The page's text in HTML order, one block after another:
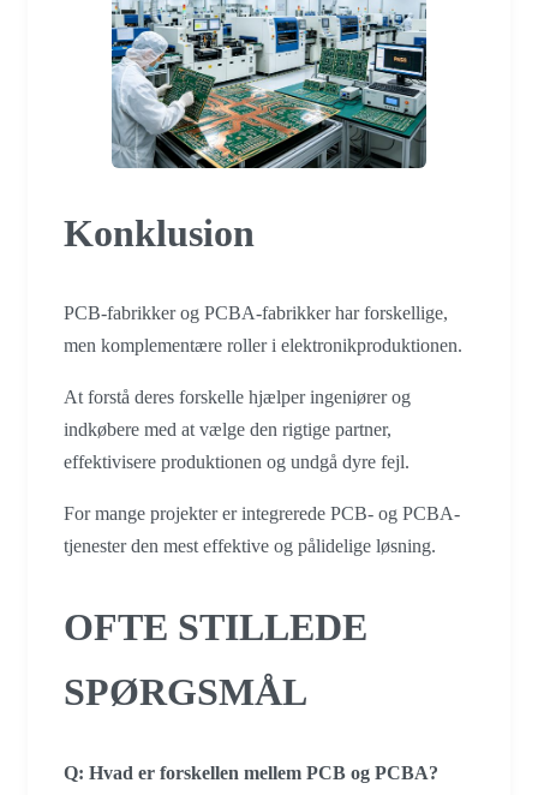
Konklusion
PCB-fabrikker og PCBA-fabrikker har forskellige,
men komplementære roller i elektronikproduktionen.
At forstå deres forskelle hjælper ingeniører og
indkøbere med at vælge den rigtige partner,
effektivisere produktionen og undgå dyre fejl.
For mange projekter er integrerede PCB- og PCBA-
tjenester den mest effektive og pålidelige løsning.
OFTE STILLEDE
SPØRGSMÅL
Q: Hvad er forskellen mellem PCB og PCBA?